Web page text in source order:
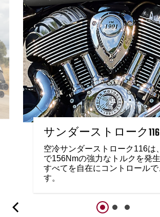
サンダーストローク116
空冷サンダーストローク116は
で156Nmの強力なトルクを発生
すべてを自在にコントロールで
す。